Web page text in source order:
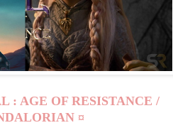
: AGE OF RESISTANCE /
¤